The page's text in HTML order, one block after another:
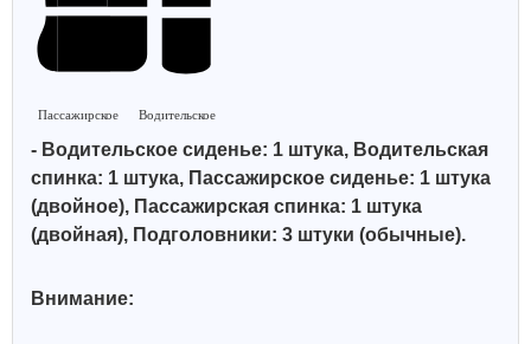
Пассажирское Водительское
- Водительское сиденье: 1 штука, Водительская
спинка: 1 штука, Пассажирское сиденье: 1 штука
(двойное), Пассажирская спинка: 1 штука
(двойная), Подголовники: 3 штуки (обычные).
Внимание: